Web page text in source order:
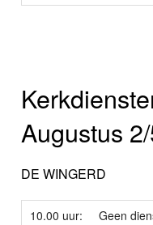
Augustus
DE WINGERD
10.00 uur: Geen